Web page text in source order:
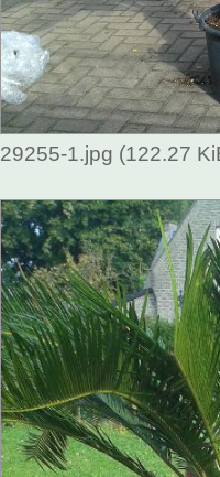
29255-1.jpg (122.27